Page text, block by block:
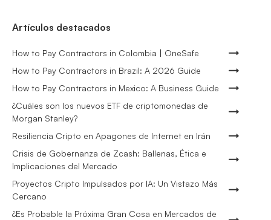
Artículos destacados
How to Pay Contractors in Colombia | OneSafe
How to Pay Contractors in Brazil: A 2026 Guide
How to Pay Contractors in Mexico: A Business Guide
¿Cuáles son los nuevos ETF de criptomonedas de
Morgan Stanley?
Resiliencia Cripto en Apagones de Internet en Irán
Crisis de Gobernanza de Zcash: Ballenas, Ética e
Implicaciones del Mercado
Proyectos Cripto Impulsados por IA: Un Vistazo Más
Cercano
¿Es Probable la Próxima Gran Cosa en Mercados de